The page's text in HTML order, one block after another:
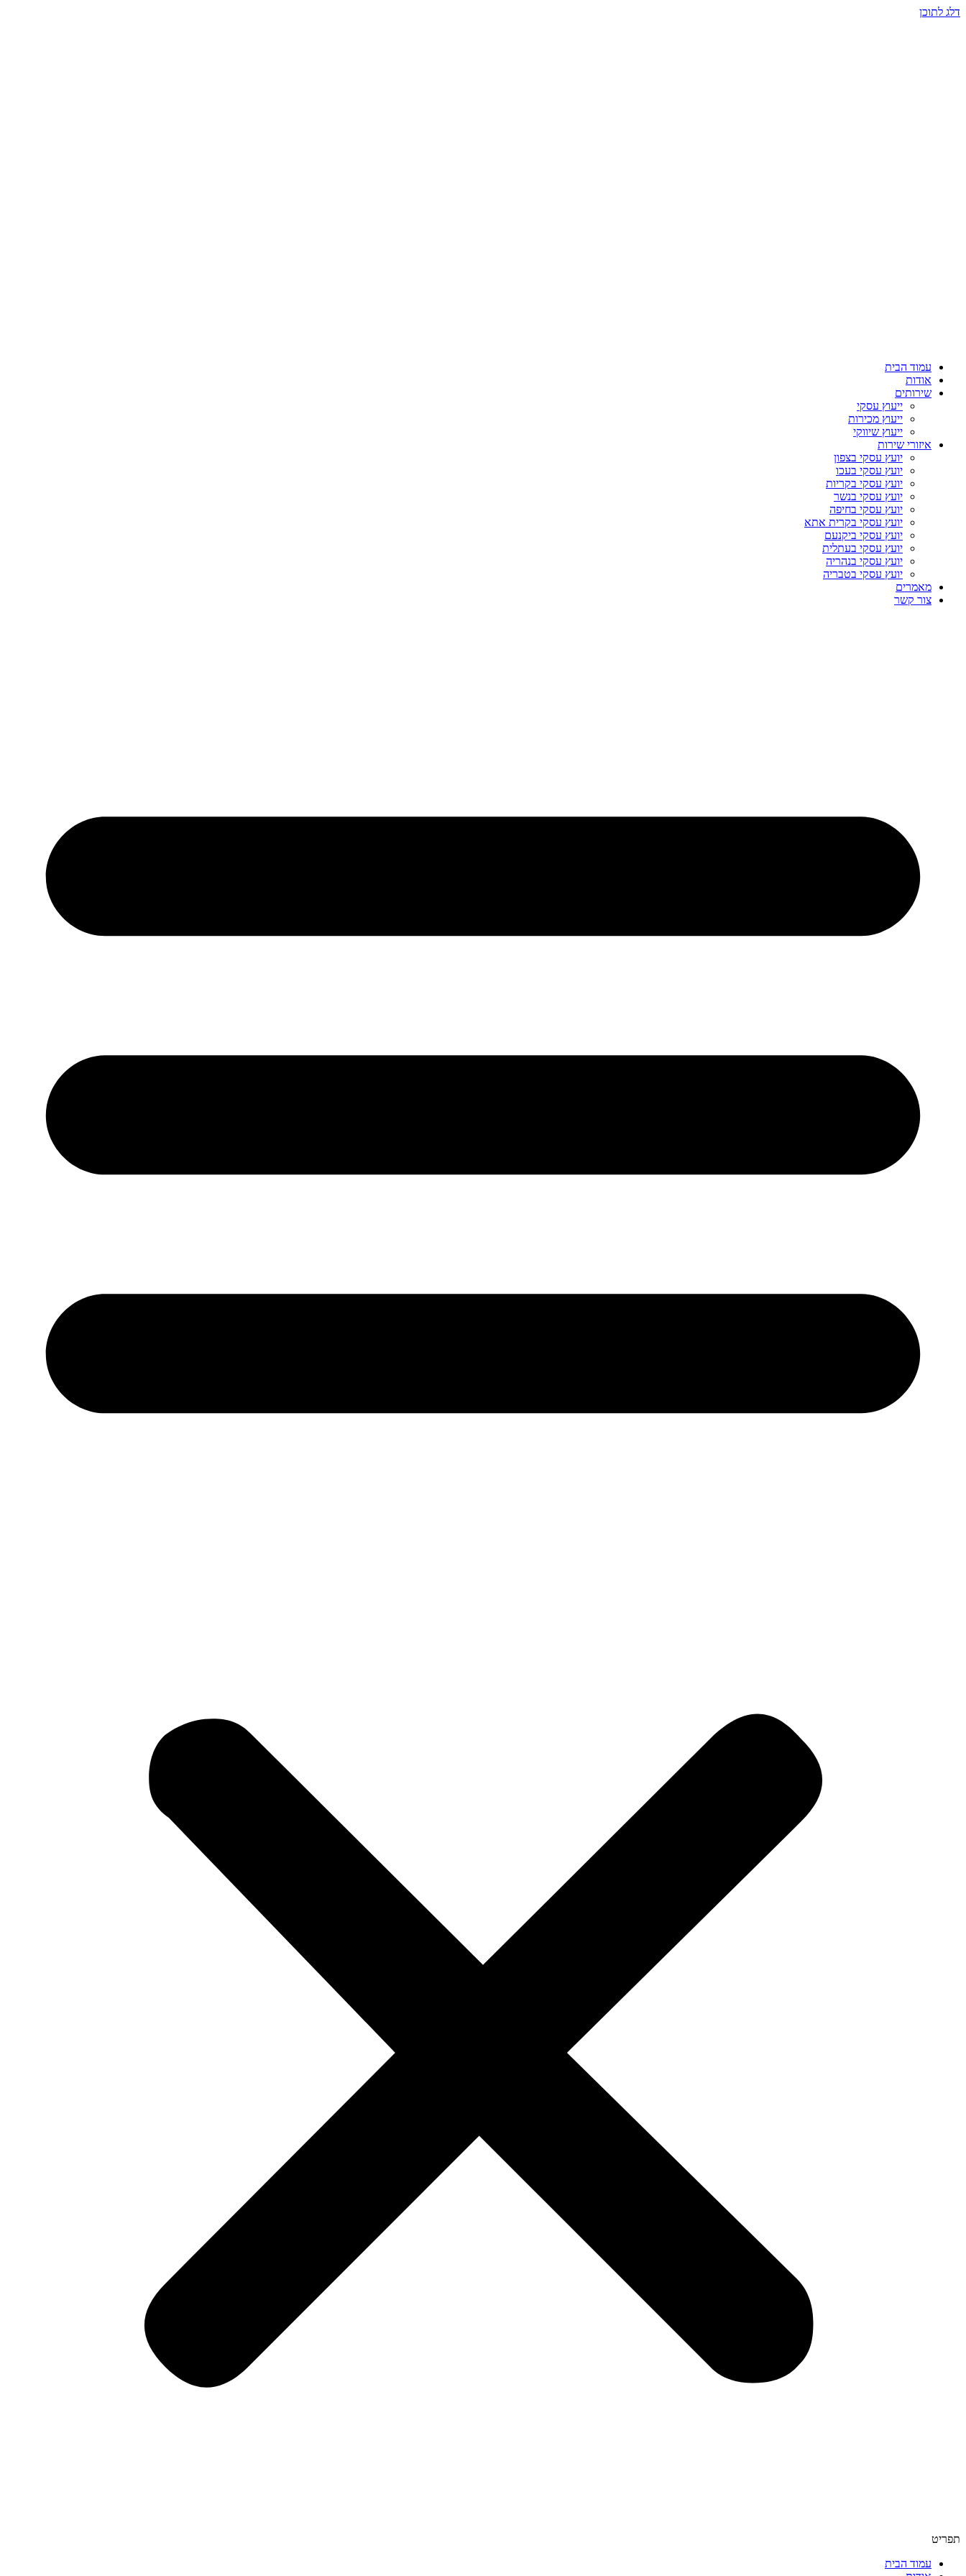
דלג לתוכן
עמוד הבית
אודות
שירותים
ייעוץ עסקי
ייעוץ מכירות
ייעוץ שיווקי
איזורי שירות
יועץ עסקי בצפון
יועץ עסקי בעכו
יועץ עסקי בקריות
יועץ עסקי בנשר
יועץ עסקי בחיפה
יועץ עסקי בקרית אתא
יועץ עסקי ביקנעם
יועץ עסקי בעתלית
יועץ עסקי בנהריה
יועץ עסקי בטבריה
מאמרים
צור קשר
תפריט
עמוד הבית